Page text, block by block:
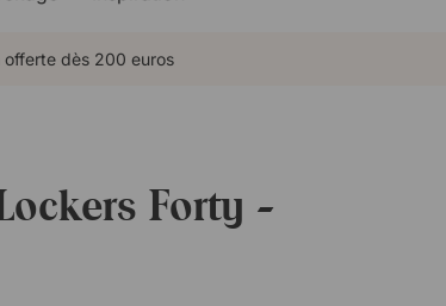
offerte dès 200 euros
Forty -